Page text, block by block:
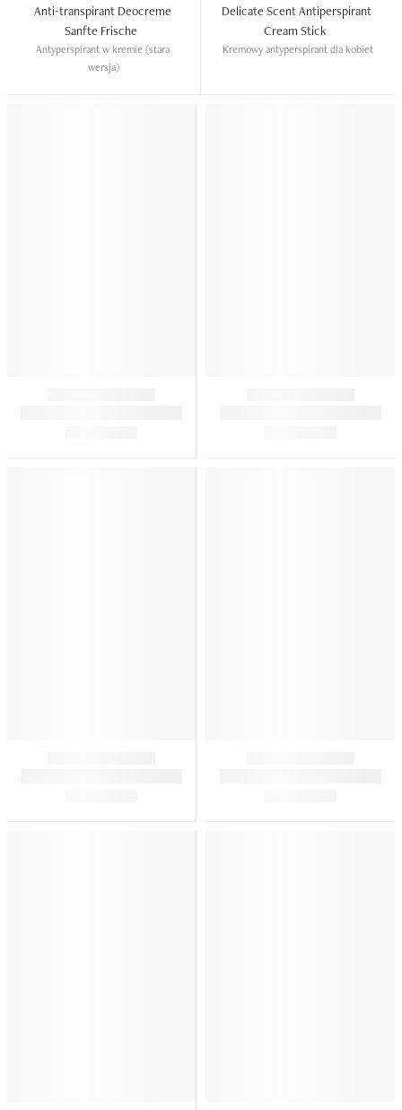
Anti-transpirant Deocreme
Antyperspirant w kremie (stara
wersja)
Delicate Scent Antiperspirant
Kremowy antyperspirant dla kobiet